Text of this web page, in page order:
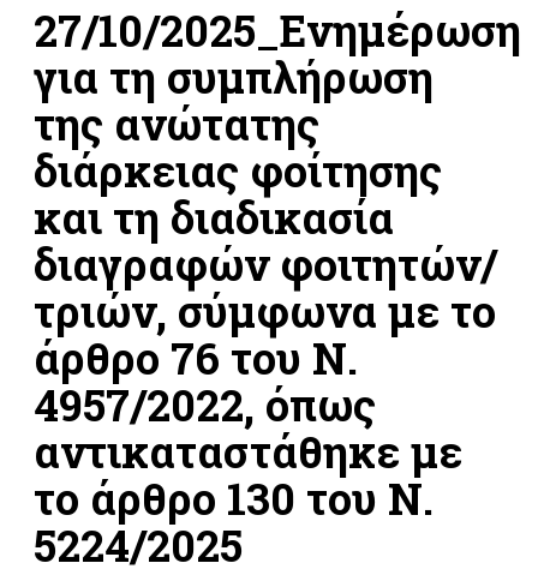
27/10/2025_Ενημέρωση
για τη συμπλήρωση
της ανώτατης
διάρκειας φοίτησης
και τη διαδικασία
διαγραφών φοιτητών/
τριών, σύμφωνα με το
άρθρο 76 του Ν.
4957/2022, όπως
αντικαταστάθηκε με
το άρθρο 130 του Ν.
5224/2025